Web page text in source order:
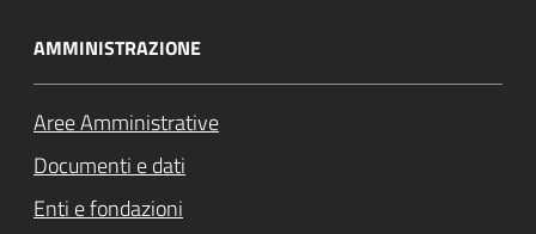
AMMINISTRAZIONE
Aree Amministrative
Documenti e dati
Enti e fondazioni